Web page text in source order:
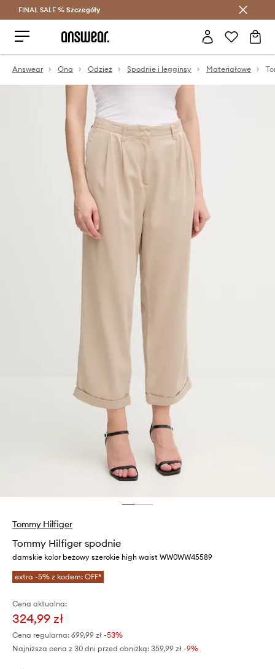
Oszczędzaj z Answear Club >
FINAL SALE % Szczegóły
Answear Ona Odzież Spodnie i legginsy Materiałowe
Tommy Hilfiger
Tommy Hilfiger spodnie
damskie kolor beżowy szerokie high waist WW0WW45589
extra -5% z kodem: OFF*
Cena aktualna:
324,99 zł
Cena regularna: 699,99 zł -53%
Najniższa cena z 30 dni przed obniżką: 359,99 zł -9%